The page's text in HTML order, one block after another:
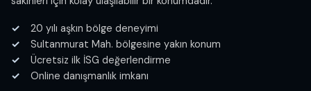
20 yılı aşkın bölge deneyimi
Sultanmurat Mah. bölgesine yakın konum
Ücretsiz ilk İSG değerlendirme
Online danışmanlık imkanı